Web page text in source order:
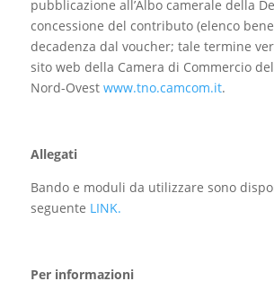
pubblicazione all’Albo camerale della
concessione del contributo (elenco
decadenza dal voucher; tale termine
sito web della Camera di Commercio
Nord-Ovest www.tno.camcom.it.
Allegati
Bando e moduli da utilizzare sono
seguente LINK.
Per informazioni